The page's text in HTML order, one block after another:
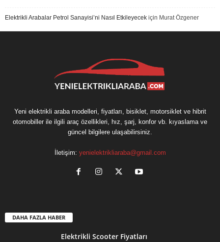
Elektrikli Arabalar Petrol Sanayisi’ni Nasıl Etkileyecek için Murat Özgener
Yeni elektrikli araba modelleri, fiyatları, bisiklet, motorsiklet ve hibrit
otomobiller ile ilgili araç özellikleri, hız, şarj, konfor vb. kıyaslama ve
güncel bilgilere ulaşabilirsiniz.
İletişim: yenielektrikliaraba@gmail.com
DAHA FAZLA HABER
Elektrikli Scooter Fiyatları